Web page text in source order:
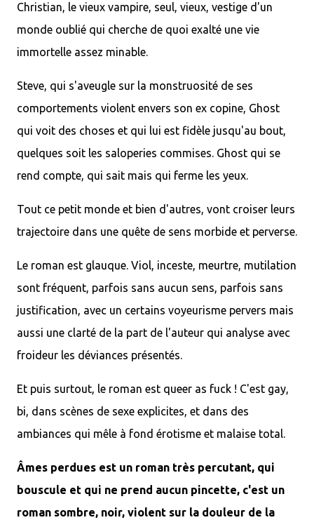
Christian, le vieux vampire, seul, vieux, vestige d'un
monde oublié qui cherche de quoi exalté une vie
immortelle assez minable.
Steve, qui s'aveugle sur la monstruosité de ses
comportements violent envers son ex copine, Ghost
qui voit des choses et qui lui est fidèle jusqu'au bout,
quelques soit les saloperies commises. Ghost qui se
rend compte, qui sait mais qui ferme les yeux.
Tout ce petit monde et bien d'autres, vont croiser leurs
trajectoire dans une quête de sens morbide et perverse.
Le roman est glauque. Viol, inceste, meurtre, mutilation
sont fréquent, parfois sans aucun sens, parfois sans
justification, avec un certains voyeurisme pervers mais
aussi une clarté de la part de l'auteur qui analyse avec
froideur les déviances présentés.
Et puis surtout, le roman est queer as fuck ! C'est gay,
bi, dans scènes de sexe explicites, et dans des
ambiances qui mêle à fond érotisme et malaise total.
Âmes perdues est un roman très percutant, qui
bouscule et qui ne prend aucun pincette, c'est un
roman sombre, noir, violent sur la douleur de la